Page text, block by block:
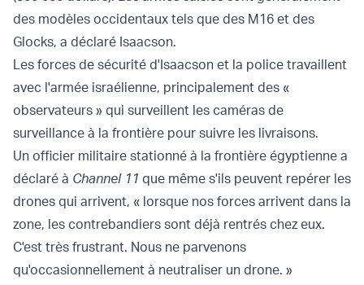
des modèles occidentaux tels que des M16 et des
Glocks, a déclaré Isaacson.
Les forces de sécurité d'Isaacson et la police travaillent
avec l'armée israélienne, principalement des «
observateurs » qui surveillent les caméras de
surveillance à la frontière pour suivre les livraisons.
Un officier militaire stationné à la frontière égyptienne a
déclaré à Channel 11 que même s'ils peuvent repérer les
drones qui arrivent, « lorsque nos forces arrivent dans la
zone, les contrebandiers sont déjà rentrés chez eux.
C'est très frustrant. Nous ne parvenons
qu'occasionnellement à neutraliser un drone. »